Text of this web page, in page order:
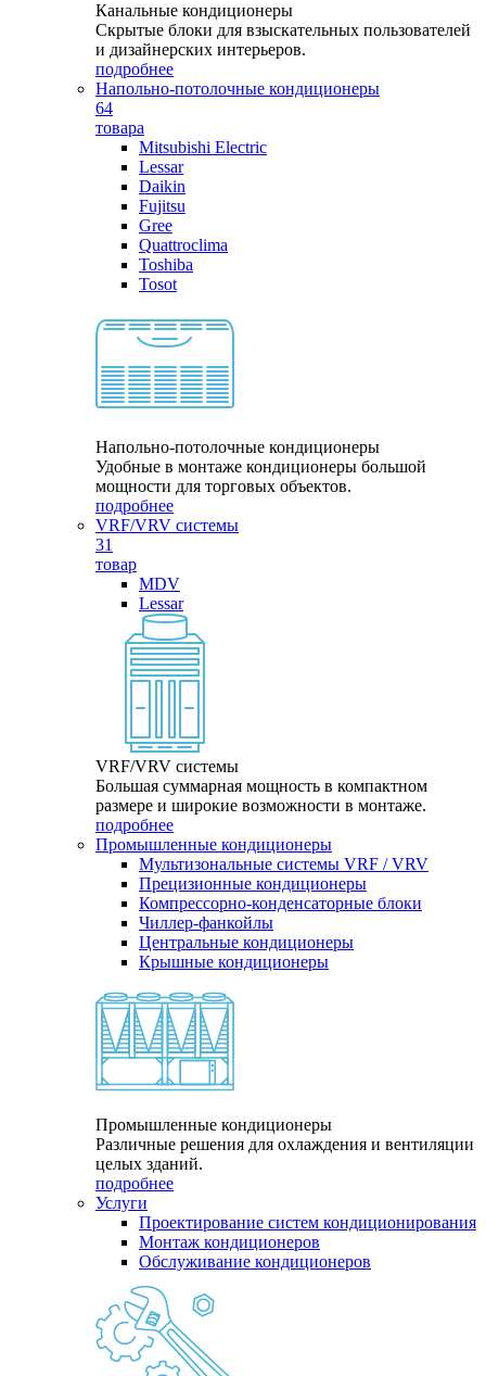
Канальные кондиционеры
Скрытые блоки для взыскательных пользователей
и дизайнерских интерьеров.
подробнее
Напольно-потолочные кондиционеры
64
товара
Mitsubishi Electric
Lessar
Daikin
Fujitsu
Gree
Quattroclima
Toshiba
Tosot
Напольно-потолочные кондиционеры
Удобные в монтаже кондиционеры большой
мощности для торговых объектов.
подробнее
VRF/VRV системы
31
товар
MDV
Lessar
VRF/VRV системы
Большая суммарная мощность в компактном
размере и широкие возможности в монтаже.
подробнее
Промышленные кондиционеры
Мультизональные системы VRF / VRV
Прецизионные кондиционеры
Компрессорно-конденсаторные блоки
Чиллер-фанкойлы
Центральные кондиционеры
Крышные кондиционеры
Промышленные кондиционеры
Различные решения для охлаждения и вентиляции
целых зданий.
подробнее
Услуги
Проектирование систем кондиционирования
Монтаж кондиционеров
Обслуживание кондиционеров